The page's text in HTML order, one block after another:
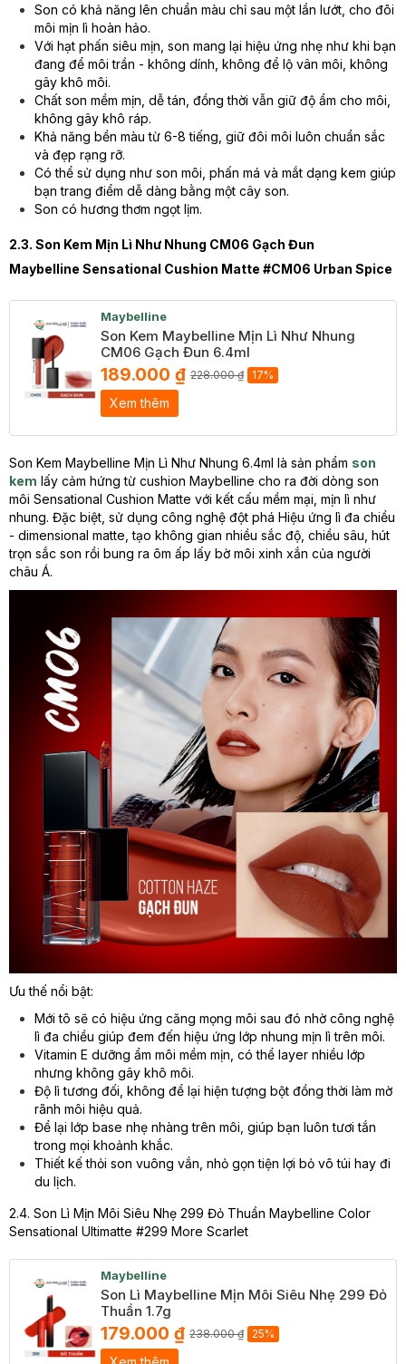
Son có khả năng lên chuẩn màu chỉ sau một lần lướt, cho đôi
môi mịn lì hoàn hảo.
Với hạt phấn siêu mịn, son mang lại hiệu ứng nhẹ như khi bạn
đang để môi trần - không dính, không để lộ vân môi, không
gây khô môi.
Chất son mềm mịn, dễ tán, đồng thời vẫn giữ độ ẩm cho môi,
không gây khô ráp.
Khả năng bền màu từ 6-8 tiếng, giữ đôi môi luôn chuẩn sắc
và đẹp rạng rỡ.
Có thể sử dụng như son môi, phấn má và mắt dạng kem giúp
bạn trang điểm dễ dàng bằng một cây son.
Son có hương thơm ngọt lịm.
2.3. Son Kem Mịn Lì Như Nhung CM06 Gạch Đun
Maybelline Sensational Cushion Matte #CM06 Urban Spice
Maybelline
Son Kem Maybelline Mịn Lì Như Nhung
CM06 Gạch Đun 6.4ml
189.000 ₫ 228.000 ₫ 17%
Xem thêm
Son Kem Maybelline Mịn Lì Như Nhung 6.4ml là sản phẩm son
kem lấy cảm hứng từ cushion Maybelline cho ra đời dòng son
môi Sensational Cushion Matte với kết cấu mềm mại, mịn lì như
nhung. Đặc biệt, sử dụng công nghệ đột phá Hiệu ứng lì đa chiều
- dimensional matte, tạo không gian nhiều sắc độ, chiều sâu, hút
trọn sắc son rồi bung ra ôm ấp lấy bờ môi xinh xắn của người
châu Á.
Ưu thế nổi bật:
Mới tô sẽ có hiệu ứng căng mọng môi sau đó nhờ công nghệ
lì đa chiều giúp đem đến hiệu ứng lớp nhung mịn lì trên môi.
Vitamin E dưỡng ẩm môi mềm mịn, có thể layer nhiều lớp
nhưng không gây khô môi.
Độ lì tương đối, không để lại hiện tượng bột đồng thời làm mờ
rãnh môi hiệu quả.
Để lại lớp base nhẹ nhàng trên môi, giúp bạn luôn tươi tắn
trong mọi khoảnh khắc.
Thiết kế thỏi son vuông vắn, nhỏ gọn tiện lợi bỏ vô túi hay đi
du lịch.
2.4. Son Lì Mịn Môi Siêu Nhẹ 299 Đỏ Thuần Maybelline Color
Sensational Ultimatte #299 More Scarlet
Maybelline
Son Lì Maybelline Mịn Môi Siêu Nhẹ 299 Đỏ
Thuần 1.7g
179.000 ₫ 238.000 ₫ 25%